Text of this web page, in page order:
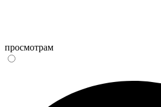
просмотрам